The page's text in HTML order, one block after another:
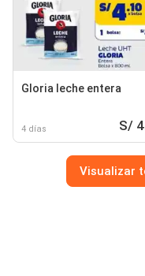
Gloria leche entera
4 días S/
Visualizar